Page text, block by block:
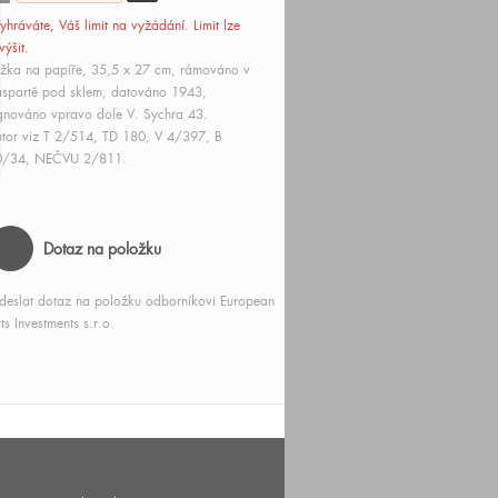
Váš limit na vyžádání. Limit lze
na papíře, 35,5 x 27 cm, rámováno v
pod sklem, datováno 1943,
vpravo dole V. Sychra 43.
viz T 2/514, TD 180, V 4/397, B
34, NEČVU 2/811.
Dotaz na položku
dotaz na položku odborníkovi European
Investments s.r.o.